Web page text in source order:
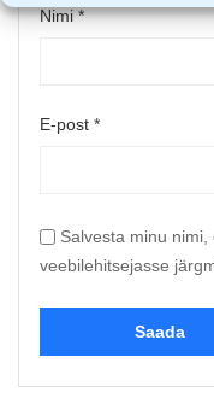
Nimi*
E-post *
Salvesta minu
veebilehitsejasse